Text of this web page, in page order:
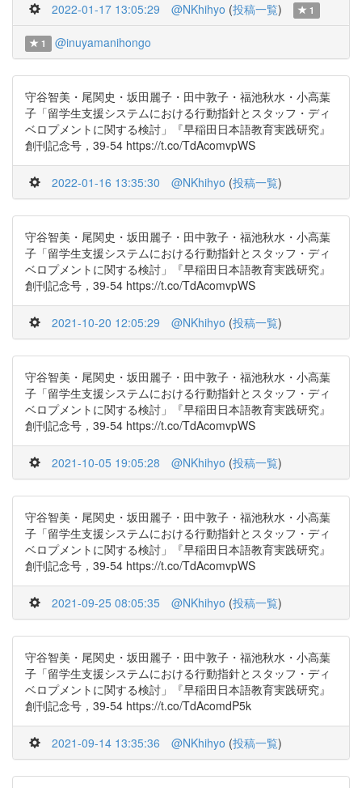
2022-01-17 13:05:29 @NKhihyo (投稿一覧) 1
1 @inuyamanihongo
守谷智美・尾関史・坂田麗子・田中敦子・福池秋水・小高葉
子「留学生支援システムにおける行動指針とスタッフ・ディ
ベロプメントに関する検討」『早稲田日本語教育実践研究』
創刊記念号，39-54 https://t.co/TdAcomvpWS
2022-01-16 13:35:30 @NKhihyo (投稿一覧)
守谷智美・尾関史・坂田麗子・田中敦子・福池秋水・小高葉
子「留学生支援システムにおける行動指針とスタッフ・ディ
ベロプメントに関する検討」『早稲田日本語教育実践研究』
創刊記念号，39-54 https://t.co/TdAcomvpWS
2021-10-20 12:05:29 @NKhihyo (投稿一覧)
守谷智美・尾関史・坂田麗子・田中敦子・福池秋水・小高葉
子「留学生支援システムにおける行動指針とスタッフ・ディ
ベロプメントに関する検討」『早稲田日本語教育実践研究』
創刊記念号，39-54 https://t.co/TdAcomvpWS
2021-10-05 19:05:28 @NKhihyo (投稿一覧)
守谷智美・尾関史・坂田麗子・田中敦子・福池秋水・小高葉
子「留学生支援システムにおける行動指針とスタッフ・ディ
ベロプメントに関する検討」『早稲田日本語教育実践研究』
創刊記念号，39-54 https://t.co/TdAcomvpWS
2021-09-25 08:05:35 @NKhihyo (投稿一覧)
守谷智美・尾関史・坂田麗子・田中敦子・福池秋水・小高葉
子「留学生支援システムにおける行動指針とスタッフ・ディ
ベロプメントに関する検討」『早稲田日本語教育実践研究』
創刊記念号，39-54 https://t.co/TdAcomdP5k
2021-09-14 13:35:36 @NKhihyo (投稿一覧)